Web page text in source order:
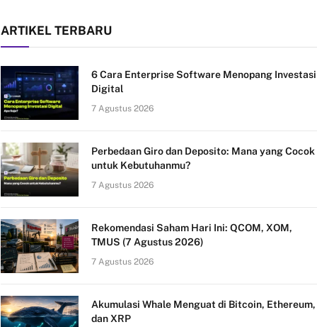
ARTIKEL TERBARU
6 Cara Enterprise Software Menopang Investasi
Digital
7 Agustus 2026
Perbedaan Giro dan Deposito: Mana yang Cocok
untuk Kebutuhanmu?
7 Agustus 2026
Rekomendasi Saham Hari Ini: QCOM, XOM,
TMUS (7 Agustus 2026)
7 Agustus 2026
Akumulasi Whale Menguat di Bitcoin, Ethereum,
dan XRP